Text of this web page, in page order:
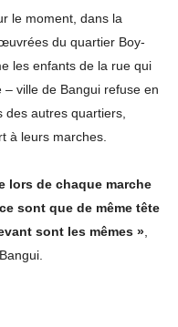
le moment, dans la
du quartier Boy-
les enfants de la rue qui
ville de Bangui refuse en
des autres quartiers,
à leurs marches.
lors de chaque marche
sont que de même tête
sont les mêmes »,